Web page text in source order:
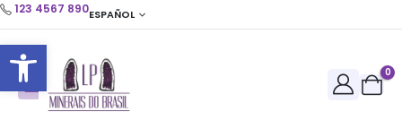
Abrir barra de herramientas
123 4567 890ESPAÑOL
0